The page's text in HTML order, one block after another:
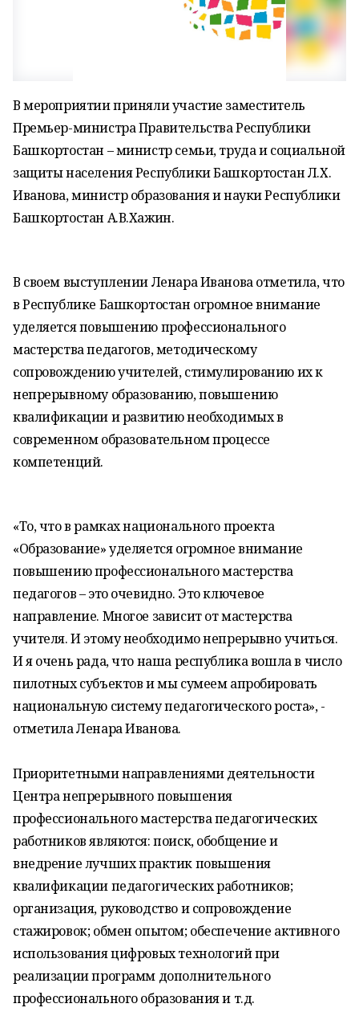
В мероприятии приняли участие заместитель
Премьер-министра Правительства Республики
Башкортостан – министр семьи, труда и социальной
защиты населения Республики Башкортостан Л.Х.
Иванова, министр образования и науки Республики
Башкортостан А.В.Хажин.
В своем выступлении Ленара Иванова отметила, что
в Республике Башкортостан огромное внимание
уделяется повышению профессионального
мастерства педагогов, методическому
сопровождению учителей, стимулированию их к
непрерывному образованию, повышению
квалификации и развитию необходимых в
современном образовательном процессе
компетенций.
«То, что в рамках национального проекта
«Образование» уделяется огромное внимание
повышению профессионального мастерства
педагогов – это очевидно. Это ключевое
направление. Многое зависит от мастерства
учителя. И этому необходимо непрерывно учиться.
И я очень рада, что наша республика вошла в число
пилотных субъектов и мы сумеем апробировать
национальную систему педагогического роста», -
отметила Ленара Иванова.
Приоритетными направлениями деятельности
Центра непрерывного повышения
профессионального мастерства педагогических
работников являются: поиск, обобщение и
внедрение лучших практик повышения
квалификации педагогических работников;
организация, руководство и сопровождение
стажировок; обмен опытом; обеспечение активного
использования цифровых технологий при
реализации программ дополнительного
профессионального образования и т.д.